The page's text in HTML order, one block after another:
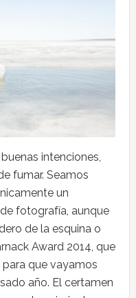
intenciones,
fumar. Seamos
un
fotografía, aunque
de la esquina o
Award 2014, que
que vayamos
año. El certamen